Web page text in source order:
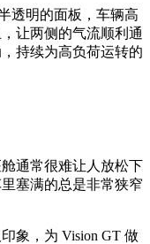
透明的面板，车辆高
让两侧的气流顺利通
持续为高负荷运转的
通常很难让人放松下
塞满的总是非常狭窄
象，为 Vision GT 做